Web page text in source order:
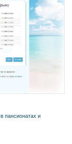
пансионатах и